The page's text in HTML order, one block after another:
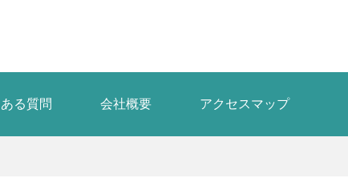
る質問 会社概要 アクセスマップ